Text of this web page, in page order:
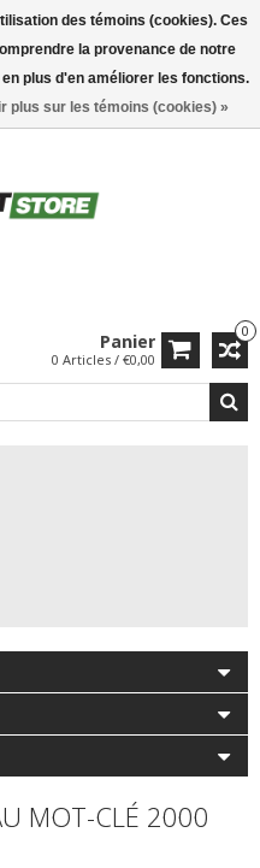
0
Panier
0 Articles / €0,00
MOT-CLÉ 2000
des témoins (cookies). Ces
la provenance de notre
plus d'en améliorer les fonctions.
plus sur les témoins (cookies) »